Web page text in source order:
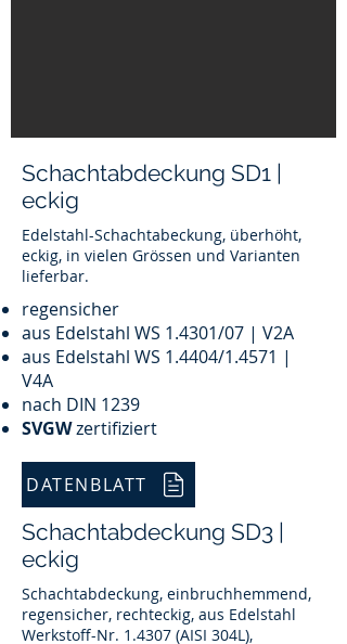
Schachtabdeckung SD1 |
eckig
Edelstahl-Schachtabeckung, überhöht,
eckig, in vielen Grössen und Varianten
lieferbar.
regensicher
aus Edelstahl WS 1.4301/07 | V2A
aus Edelstahl WS 1.4404/1.4571 |
V4A
nach DIN 1239
SVGWzertifiziert
DATENBLATT
Schachtabdeckung SD3 |
eckig
Schachtabdeckung, einbruchhemmend,
regensicher, rechteckig, aus Edelstahl
Werkstoff-Nr. 1.4307 (AISI 304L),